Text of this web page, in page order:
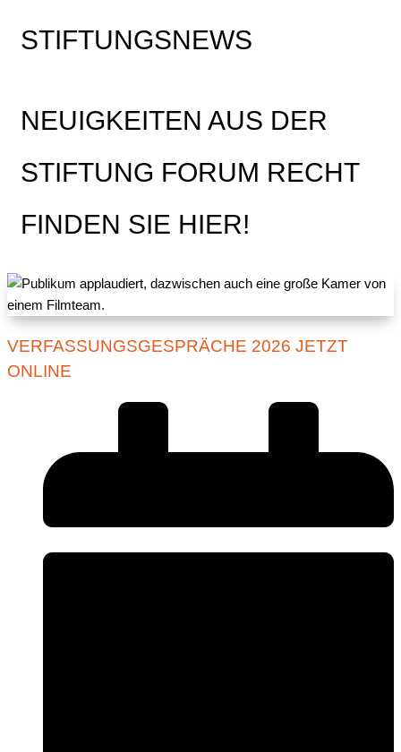
STIFTUNGSNEWS
NEUIGKEITEN AUS DER
STIFTUNG FORUM RECHT
FINDEN SIE HIER!
VERFASSUNGSGESPRÄCHE 2026 JETZT
ONLINE